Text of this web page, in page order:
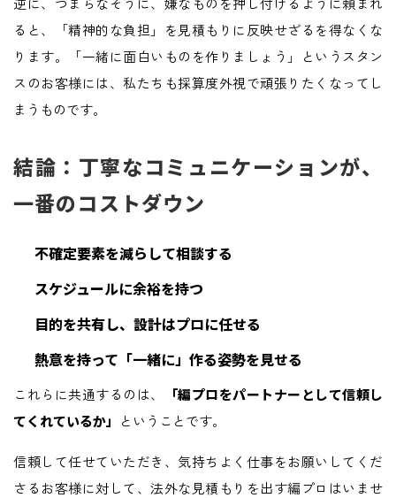
逆に、つまらなそうに、嫌なものを押し付けるように頼まれ
ると、「精神的な負担」を見積もりに反映せざるを得なくな
ります。「一緒に面白いものを作りましょう」というスタン
スのお客様には、私たちも採算度外視で頑張りたくなってし
まうものです。
結論：丁寧なコミュニケーションが、
一番のコストダウン
不確定要素を減らして相談する
スケジュールに余裕を持つ
目的を共有し、設計はプロに任せる
熱意を持って「一緒に」作る姿勢を見せる
これらに共通するのは、
「編プロをパートナーとして信頼し
てくれているか」
ということです。
信頼して任せていただき、気持ちよく仕事をお願いしてくだ
さるお客様に対して、法外な見積もりを出す編プロはいませ